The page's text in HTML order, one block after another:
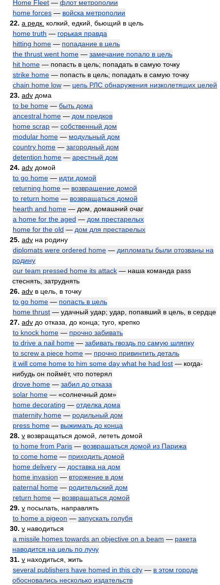
Home Fleet — флот метрополии
home forces — войска метрополии
22. a редк. колкий, едкий, бьющий в цель
home truth — горькая правда
hitting home — попадание в цель
the thrust went home — замечание попало в цель
hit home — попасть в цель; попадать в самую точку
strike home — попасть в цель; попадать в самую точку
chain home low — цепь РЛС обнаружения низколетящих целей
23. adv дома
to be home — быть дома
ancestral home — дом предков
home scrap — собственный дом
modular home — модульный дом
country home — загородный дом
detention home — арестный дом
24. adv домой
to go home — идти домой
returning home — возвращение домой
to return home — возвращаться домой
hearth and home — дом, домашний очаг
a home for the aged — дом престарелых
home for the old — дом для престарелых
25. adv на родину
diplomats were ordered home — дипломаты были отозваны на
родину
our team pressed home its attack — наша команда pass
стеснять, затруднять
26. adv в цель, в точку
to go home — попасть в цель
home thrust — удачный удар; удар, попавший в цель, в сердце
27. adv до отказа, до конца; туго, крепко
to knock home — прочно забивать
to drive a nail home — забивать гвоздь по самую шляпку
to screw a piece home — прочно привинтить деталь
it will come home to him some day what he had lost — когда-
нибудь он поймёт, что потерял
drove home — забил до отказа
solar home — «солнечный дом»
home decorating — отделка дома
maternity home — родильный дом
press home — выжимать до конца
28. v возвращаться домой, лететь домой
to home from Paris — возвращаться домой из Парижа
to come home — приходить домой
home delivery — доставка на дом
home invasion — вторжение в дом
paternal home — родительский дом
return home — возвращаться домой
29. v посылать, направлять
to home a pigeon — запускать голубя
30. v наводиться
a missile homes towards an objective on a beam — ракета
наводится на цель по лучу
31. v находиться, жить
several publishers have homed in this city — в этом городе
обосновались несколько издательств